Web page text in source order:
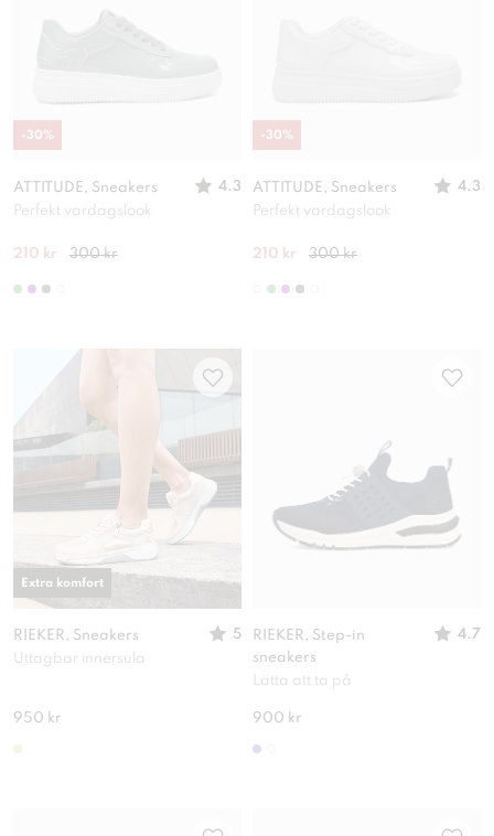
ATTITUDE, Sneakers
4.3
Perfekt vardagslook
210 kr 300 kr
-30%
ATTITUDE, Sneakers
4.3
Perfekt vardagslook
210 kr 300 kr
-30%
RIEKER, Sneakers
5
Uttagbar innersula
950 kr
Extra komfort
RIEKER, Step-in
sneakers
4.7
Lätta att ta på
900 kr